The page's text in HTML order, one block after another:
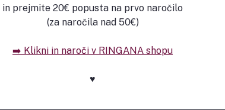
in prejmite 20€ popusta na prvo naročilo
(za naročila nad 50€)
➡️ Klikni in naroči v RINGANA shopu
♥️